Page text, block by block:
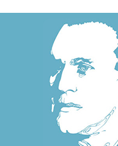
Skip